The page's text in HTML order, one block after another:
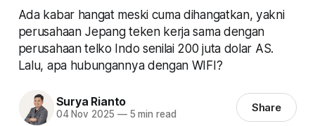
Ada kabar hangat meski cuma dihangatkan, yakni
perusahaan Jepang teken kerja sama dengan
perusahaan telko Indo senilai 200 juta dolar AS.
Lalu, apa hubungannya dengan WIFI?
Surya Rianto
04 Nov 2025 —5 min read Share